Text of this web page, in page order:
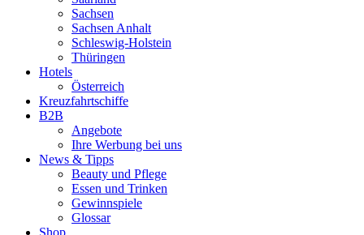
Sachsen
Sachsen Anhalt
Schleswig-Holstein
Thüringen
Hotels
Österreich
Kreuzfahrtschiffe
B2B
Angebote
Ihre Werbung bei uns
News & Tipps
Beauty und Pflege
Essen und Trinken
Gewinnspiele
Glossar
Shop